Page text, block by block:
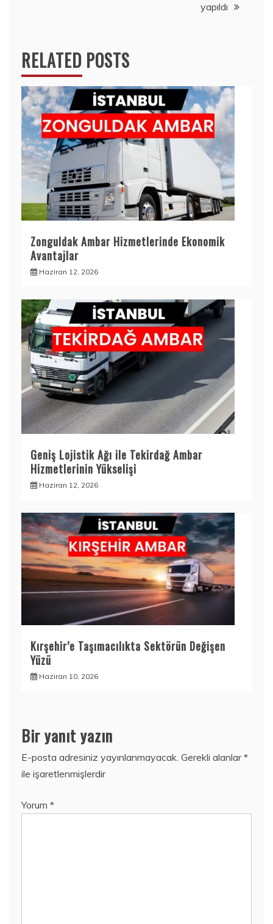
yapıldı
RELATED POSTS
Zonguldak Ambar Hizmetlerinde Ekonomik
Avantajlar
Haziran 12, 2026
Geniş Lojistik Ağı ile Tekirdağ Ambar
Hizmetlerinin Yükselişi
Haziran 12, 2026
Kırşehir’e Taşımacılıkta Sektörün Değişen
Yüzü
Haziran 10, 2026
Bir yanıt yazın
E-posta adresiniz yayınlanmayacak. Gerekli alanlar*
ile işaretlenmişlerdir
Yorum *